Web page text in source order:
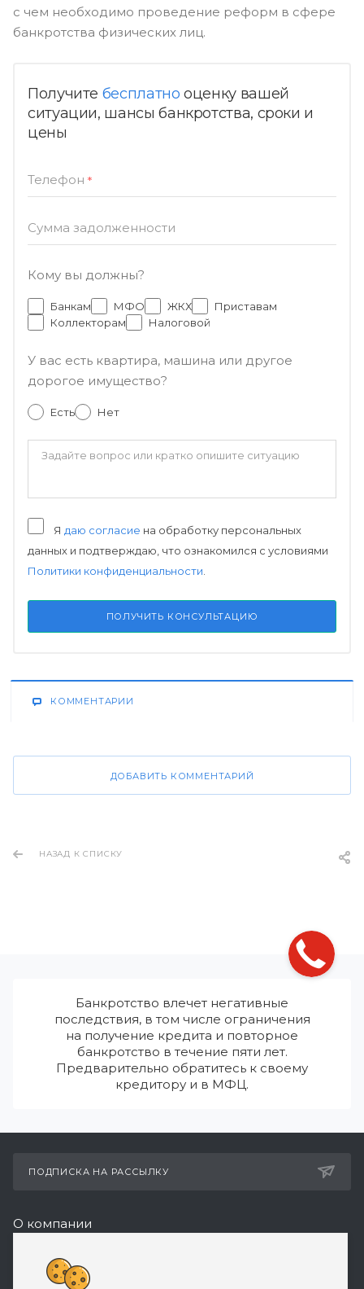
с чем необходимо проведение реформ в сфере
банкротства физических лиц.
Получите бесплатно оценку вашей
ситуации, шансы банкротства, сроки и
цены
Телефон *
Сумма задолженности
Кому вы должны?
Банкам МФО ЖКХ
Приставам
Коллекторам
Налоговой
У вас есть квартира, машина или другое
дорогое имущество?
Есть Нет
Я даю согласие на обработку персональных
данных и подтверждаю, что ознакомился с условиями
Политики конфиденциальности
ПОЛУЧИТЬ КОНСУЛЬТАЦИЮ
КОММЕНТАРИИ
ДОБАВИТЬ КОММЕНТАРИЙ
НАЗАД К СПИСКУ
Банкротство влечет негативные
последствия, в том числе ограничения
на получение кредита и повторное
банкротство в течение пяти лет.
Предварительно обратитесь к своему
кредитору и в МФЦ.
ПОДПИСКА НА РАССЫЛКУ
О компании
Реквизиты